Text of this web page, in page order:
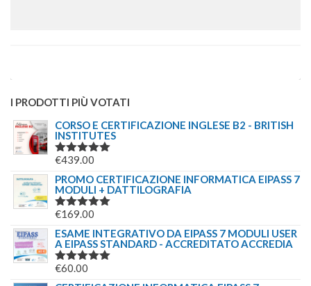
I PRODOTTI PIÙ VOTATI
CORSO E CERTIFICAZIONE INGLESE B2 - BRITISH
INSTITUTES
VALUTATO
€439.00
PROMO CERTIFICAZIONE INFORMATICA EIPASS 7
MODULI + DATTILOGRAFIA
VALUTATO
€169.00
ESAME INTEGRATIVO DA EIPASS 7 MODULI USER
A EIPASS STANDARD - ACCREDITATO ACCREDIA
VALUTATO
€60.00